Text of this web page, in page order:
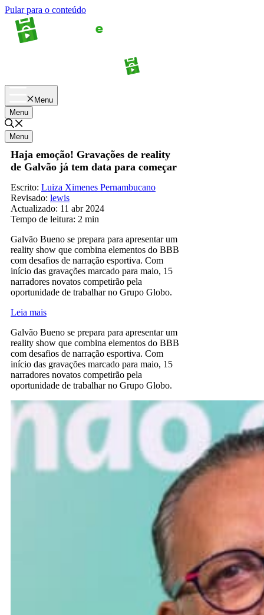
Pular para o conteúdo
Menu
Menu
Menu
Haja emoção! Gravações de reality
de Galvão já tem data para começar
Escrito: Luiza Ximenes Pernambucano
Revisado: lewis
Actualizado: 11 abr 2024
Tempo de leitura: 2 min
Galvão Bueno se prepara para apresentar um
reality show que combina elementos do BBB
com desafios de narração esportiva. Com
início das gravações marcado para maio, 15
narradores novatos competirão pela
oportunidade de trabalhar no Grupo Globo.
Leia mais
Galvão Bueno se prepara para apresentar um
reality show que combina elementos do BBB
com desafios de narração esportiva. Com
início das gravações marcado para maio, 15
narradores novatos competirão pela
oportunidade de trabalhar no Grupo Globo.